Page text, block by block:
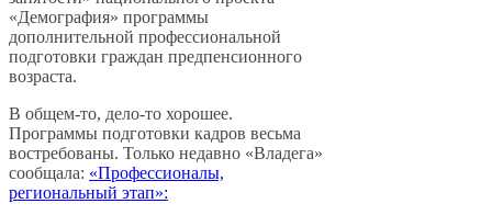
«Демография» программы
дополнительной профессиональной
подготовки граждан предпенсионного
возраста.
В общем-то, дело-то хорошее.
Программы подготовки кадров весьма
востребованы. Только недавно «Владега»
сообщала: «Профессионалы,
региональный этап»: